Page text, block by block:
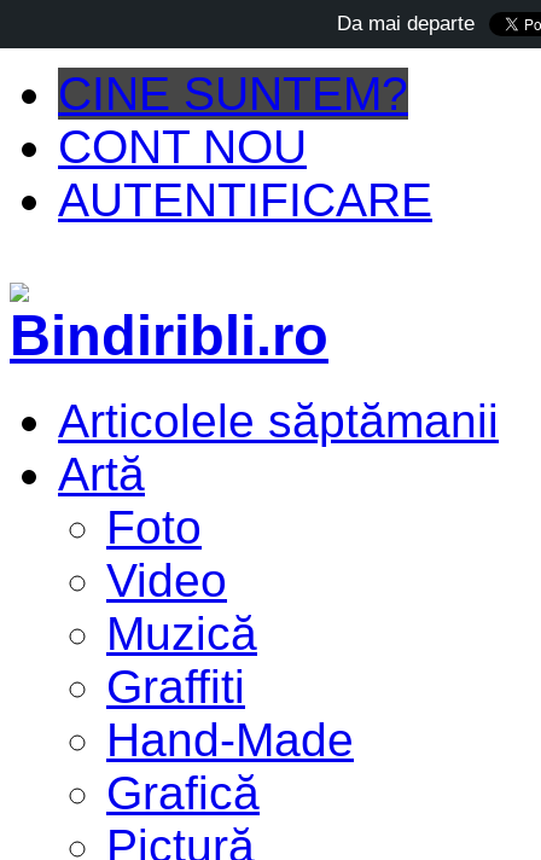
CINE SUNTEM?
CONT NOU
AUTENTIFICARE
Articolele săptămanii
Artă
Foto
Video
Muzică
Graffiti
Hand-Made
Grafică
Pictură
Da mai departe